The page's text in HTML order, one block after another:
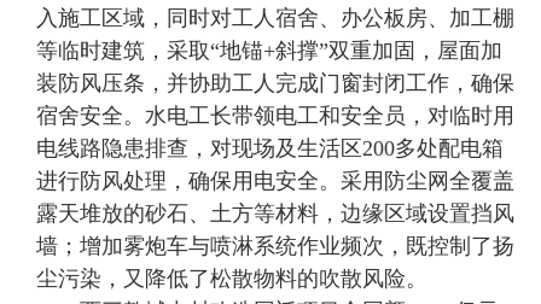
入施工区域，同时对工人宿舍、办公板房、加工棚
等临时建筑，采取“地锚+斜撑”双重加固，屋面加
装防风压条，并协助工人完成门窗封闭工作，确保
宿舍安全。水电工长带领电工和安全员，对临时用
电线路隐患排查，对现场及生活区200多处配电箱
进行防风处理，确保用电安全。采用防尘网全覆盖
露天堆放的砂石、土方等材料，边缘区域设置挡风
墙；增加雾炮车与喷淋系统作业频次，既控制了扬
尘污染，又降低了松散物料的吹散风险。